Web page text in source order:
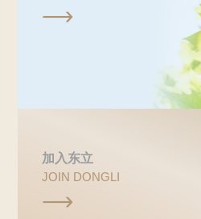

加入东立
JOIN DONGLI
